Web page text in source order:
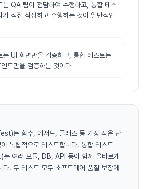
는 QA 팀이 전담하여 수행하고, 통합 테스
가 직접 작성하고 수행하는 것이 일반적인
는 UI 화면만을 검증하고, 통합 테스트는
트만을 검증하는 것이다
는 함수, 메서드, 클래스 등 가장 작은 단
독립적으로 테스트합니다. 통합 테스트
여러 모듈, DB, API 등이 함께 올바르게
다. 두 테스트 모두 소프트웨어 품질 보장에